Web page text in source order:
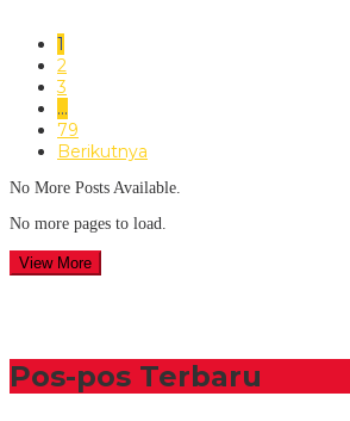
1
2
3
…
79
Berikutnya
No More Posts Available.
No more pages to load.
View More
Pos-pos Terbaru